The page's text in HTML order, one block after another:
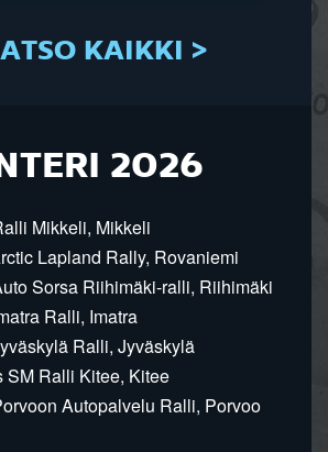
KAIKKI >
2026
Mikkeli, Mikkeli
Lapland Rally, Rovaniemi
Sorsa Riihimäki-ralli, Riihimäki
Ralli, Imatra
Ralli, Jyväskylä
Ralli Kitee, Kitee
Autopalvelu Ralli, Porvoo